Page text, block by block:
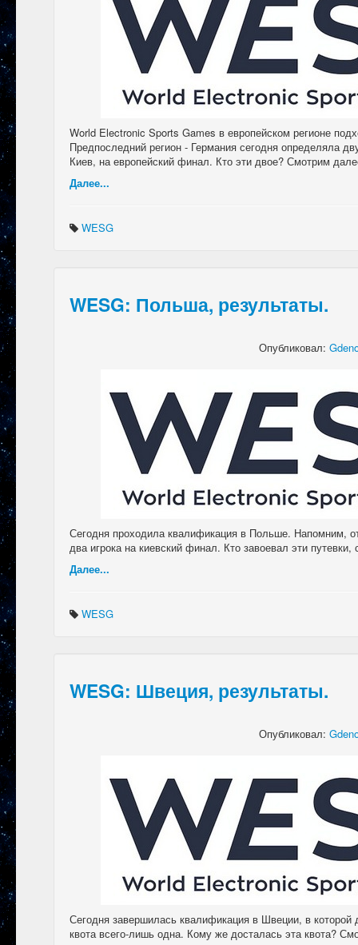
World Electronic Sports Games в европейском регионе
Предпоследний регион - Германия сегодня определяла
Киев, на европейский финал. Кто эти двое? Смотрим
Далее...
WESG
WESG: Польша, результаты.
Опубликовал:
Сегодня проходила квалификация в Польше. Напомним,
два игрока на киевский финал. Кто завоевал эти путевки,
Далее...
WESG
WESG: Швеция, результаты.
Опубликовал:
Сегодня завершилась квалификация в Швеции, в которой
квота всего-лишь одна. Кому же досталась эта квота?